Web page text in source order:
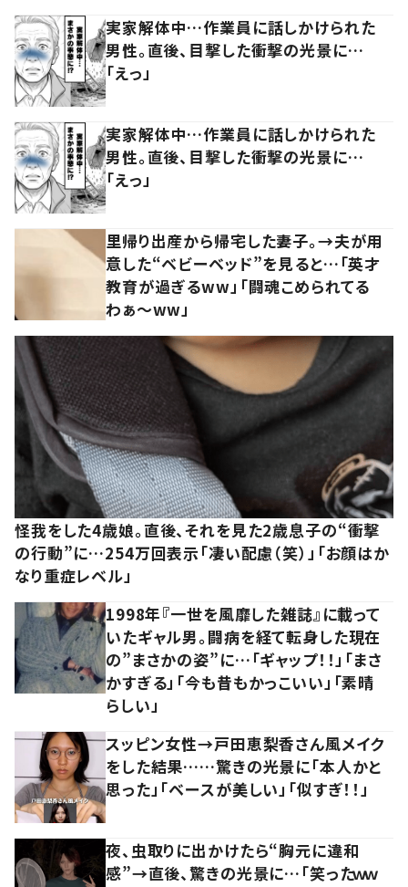
実家解体中…作業員に話しかけられた
男性。直後、目撃した衝撃の光景に…
「えっ」
実家解体中…作業員に話しかけられた
男性。直後、目撃した衝撃の光景に…
「えっ」
里帰り出産から帰宅した妻子。→夫が用
意した“ベビーベッド”を見ると…「英才
教育が過ぎるww」「闘魂こめられてる
わぁ～ww」
怪我をした4歳娘。直後、それを見た2歳息子の“衝撃
の行動”に…254万回表示「凄い配慮（笑）」「お顔はか
なり重症レベル」
1998年『一世を風靡した雑誌』に載って
いたギャル男。闘病を経て転身した現在
の”まさかの姿”に…「ギャップ！！」「まさ
かすぎる」「今も昔もかっこいい」「素晴
らしい」
スッピン女性→戸田恵梨香さん風メイク
をした結果……驚きの光景に「本人かと
思った」「ベースが美しい」「似すぎ！！」
夜、虫取りに出かけたら“胸元に違和
感”→直後、驚きの光景に…「笑ったｗｗ